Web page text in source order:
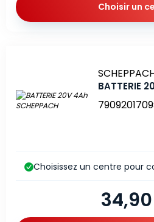
Choisir un
Marque
BATTERIE
Choisissez un centre pour